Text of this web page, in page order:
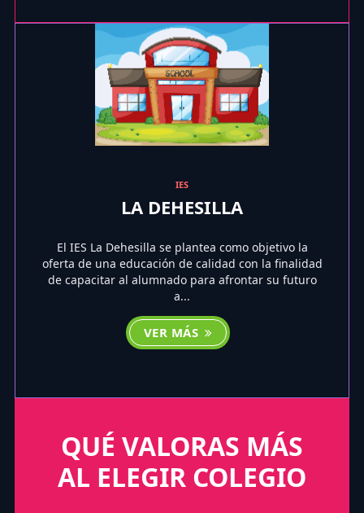
IES
LA DEHESILLA
El IES La Dehesilla se plantea como objetivo la
oferta de una educación de calidad con la finalidad
de capacitar al alumnado para afrontar su futuro
a...
VER MÁS
QUÉ VALORAS MÁS
AL ELEGIR COLEGIO